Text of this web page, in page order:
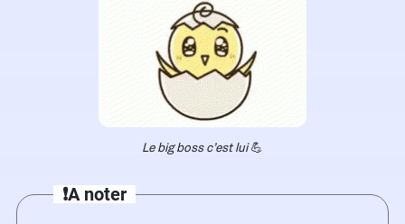
Le big boss c’est lui💪
❗A noter